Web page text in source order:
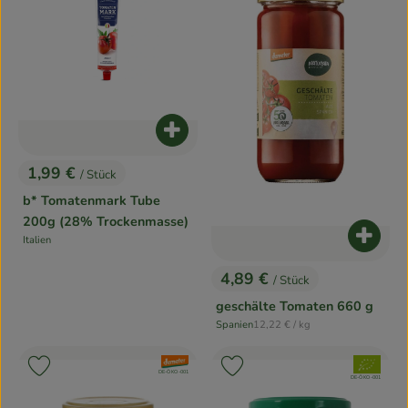
, Preis:
1,99 € / Stück
b* Tomatenmark Tube
200g (28% Trockenmasse)
, Herkunft:
Italien
Produkt zum Warenkorb hinzufügen
, Preis:
4,89 € / Stück
geschälte Tomaten 660 g
, Herkunft:
Spanien, Referenzpreis:
12,22 € / kg
, Verband:
, Kontrollstelle:
DE-ÖKO-001
Produkt zu Favouriten hinzufügen
, Verband:
, Kontrollstelle:
DE-ÖKO-001
Produkt zu Favouriten hinzufügen